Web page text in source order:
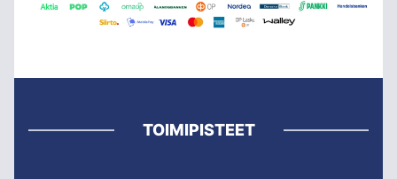
TOIMIPISTEET